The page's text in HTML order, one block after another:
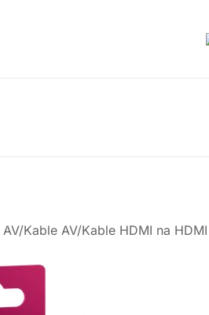
AV/Kable AV/Kable HDMI na HDMI